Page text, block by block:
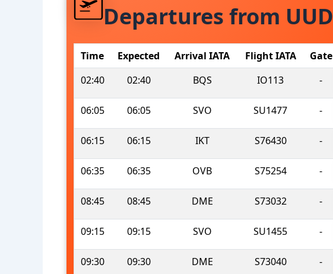
Departures from UUD
Time Expected Arrival IATA Flight IATA Gate
02:40
02:40 BQS IO113 -
06:05 06:05 SVO SU1477 -
06:15 06:15 IKT S76430 -
06:35 06:35 OVB S75254 -
08:45 08:45 DME S73032 -
09:15 09:15 SVO SU1455 -
09:30 09:30 DME S73040 -